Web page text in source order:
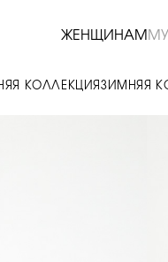
ЖЕНЩИНАМ
КОЛЛЕКЦИЯЗИМНЯЯ